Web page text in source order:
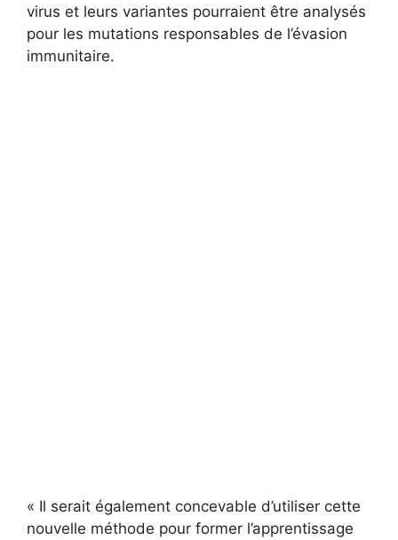
virus et leurs variantes pourraient être analysés
pour les mutations responsables de l’évasion
immunitaire.
« Il serait également concevable d’utiliser cette
nouvelle méthode pour former l’apprentissage